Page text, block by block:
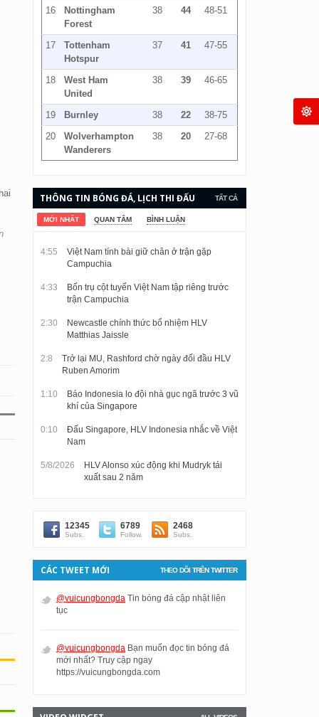
16
Nottingham
Forest
38 44 48-51
17
Tottenham
Hotspur
37 41 47-55
18
West Ham
United
38 39 46-65
19 Burnley 38 22
38-75
20
Wolverhampton
Wanderers
38 20 27-68
TẤT CẢ
THÔNG TIN BÓNG ĐÁ, LỊCH THI ĐẤU
VÀ KẾT QUẢ CẬP NHẬT LIÊN TỤC.
MỚI NHẤT QUAN TÂM BÌNH LUẬN
4:55
Việt Nam tính bài giữ chân ở trận gặp
Campuchia
4:33
Bốn trụ cột tuyển Việt Nam tập riêng trước
trận Campuchia
2:30
Newcastle chính thức bổ nhiệm HLV
Matthias Jaissle
2:8
Trở lại MU, Rashford chờ ngày đối đầu HLV
Ruben Amorim
1:10
Báo Indonesia lo đội nhà gục ngã trước 3 vũ
khí của Singapore
0:10
Đấu Singapore, HLV Indonesia nhắc về Việt
Nam
5/8/2026
HLV Alonso xúc động khi Mudryk tái
xuất sau 2 năm
12345
Subs.
6789
Follow.
2468
Subs.
THEO DÕI TRÊN TWITTER
CÁC TWEET MỚI
@vuicungbongda Tin bóng đá cập nhật liên
tục
@vuicungbongda Bạn muốn đọc tin bóng đá
mới nhất? Truy cập ngay
https://vuicungbongda.com